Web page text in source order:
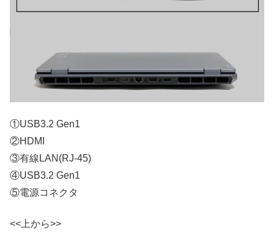
①USB3.2 Gen1
②HDMI
③有線LAN(RJ-45)
④USB3.2 Gen1
⑤電源コネクタ
<<上から>>